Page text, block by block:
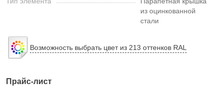
из оцинкованной
стали
Возможность выбрать цвет из 213 оттенков RAL
Прайс-лист